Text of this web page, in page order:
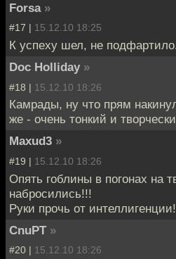
Forsa »
#17 | 15.12.10 18:25
К успеху шел, не
Doc Holliday »
#18 | 15.12.10 18:26
Камрады, ну что прям
же - очень тонкий и
Maxud3 »
#19 | 15.12.10 18:26
Опять гоблины в погонах на
набросились!!!
Руки прочь от
CnuPT »
#20 | 15.12.10 18:26